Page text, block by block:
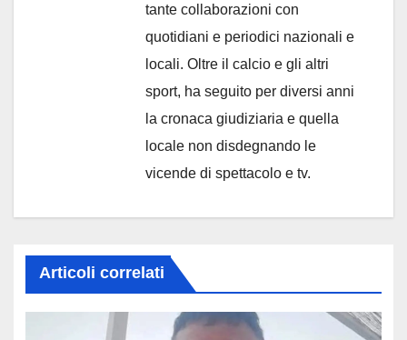
tante collaborazioni con
quotidiani e periodici nazionali e
locali. Oltre il calcio e gli altri
sport, ha seguito per diversi anni
la cronaca giudiziaria e quella
locale non disdegnando le
vicende di spettacolo e tv.
Articoli correlati